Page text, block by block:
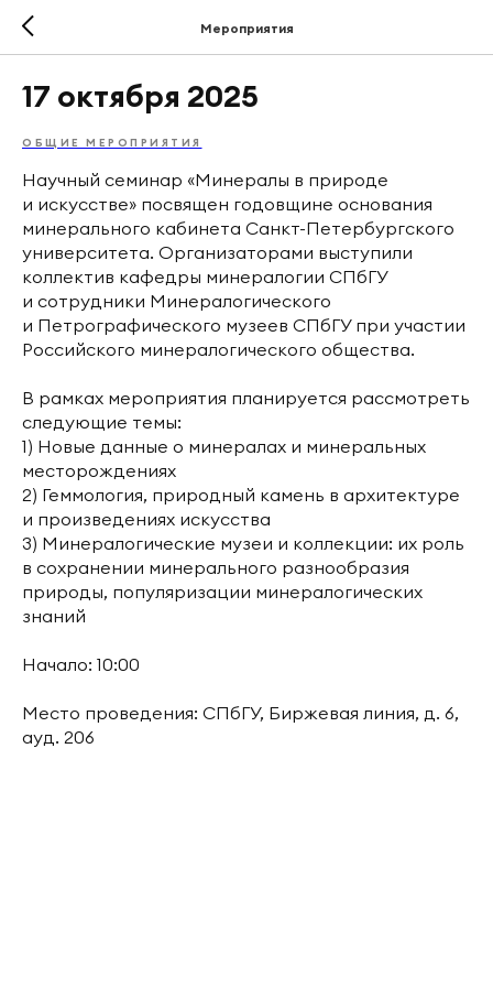
Мероприятия
17 октября 2025
ОБЩИЕ МЕРОПРИЯТИЯ
Научный семинар «Минералы в природе
и искусстве» посвящен годовщине основания
минерального кабинета Санкт-Петербургского
университета. Организаторами выступили
коллектив кафедры минералогии СПбГУ
и сотрудники Минералогического
и Петрографического музеев СПбГУ при участии
Российского минералогического общества.
В рамках мероприятия планируется рассмотреть
следующие темы:
1) Новые данные о минералах и минеральных
месторождениях
2) Геммология, природный камень в архитектуре
и произведениях искусства
3) Минералогические музеи и коллекции: их роль
в сохранении минерального разнообразия
природы, популяризации минералогических
знаний
Начало: 10:00
Место проведения: СПбГУ, Биржевая линия, д. 6,
ауд. 206